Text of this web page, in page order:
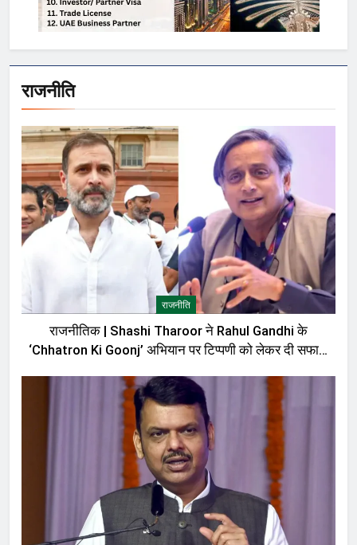
राजनीति
राजनीति
राजनीतिक | Shashi Tharoor ने Rahul Gandhi के
‘Chhatron Ki Goonj’ अभियान पर टिप्पणी को लेकर दी सफाई,